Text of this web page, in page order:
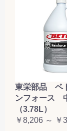
東栄部品 ベ
ンフォース
（3.78L）
￥8,206 ～ ￥